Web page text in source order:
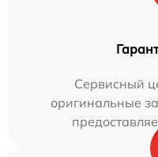
Сервисный
оригинальные